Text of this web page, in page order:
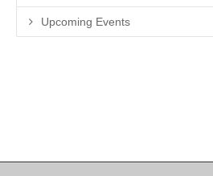
Upcoming Events